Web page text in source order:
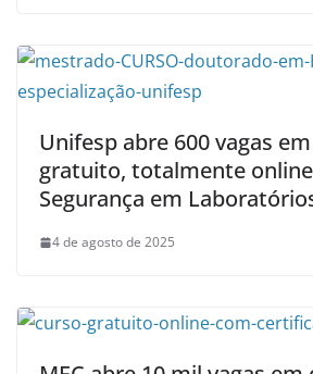
Unifesp abre 600 vagas
gratuito, totalmente
Segurança em
4 de agosto de 2025